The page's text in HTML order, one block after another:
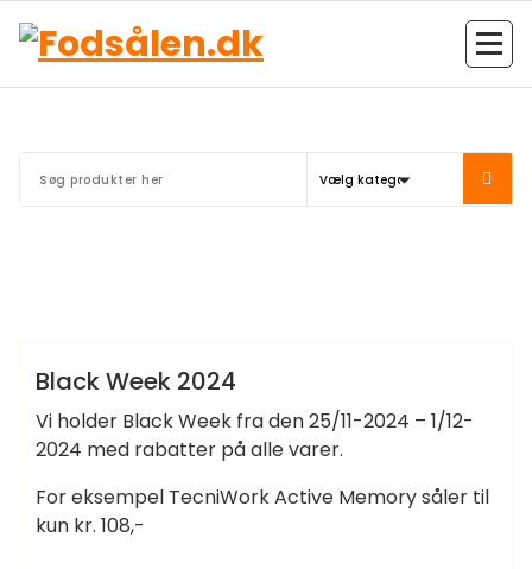
indhold
Nyheder
Black Week 2024
Vi holder Black Week fra den 25/11-2024 – 1/12-
2024 med rabatter på alle varer.
For eksempel TecniWork Active Memory såler til
kun kr. 108,-